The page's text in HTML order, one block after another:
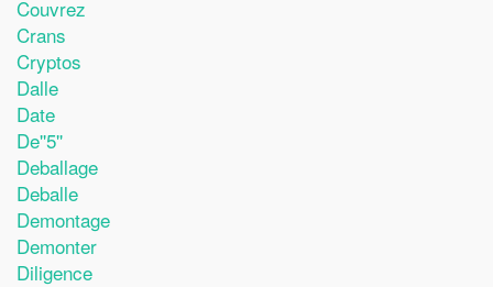
Couvrez
Crans
Cryptos
Dalle
Date
De''5''
Deballage
Deballe
Demontage
Demonter
Diligence